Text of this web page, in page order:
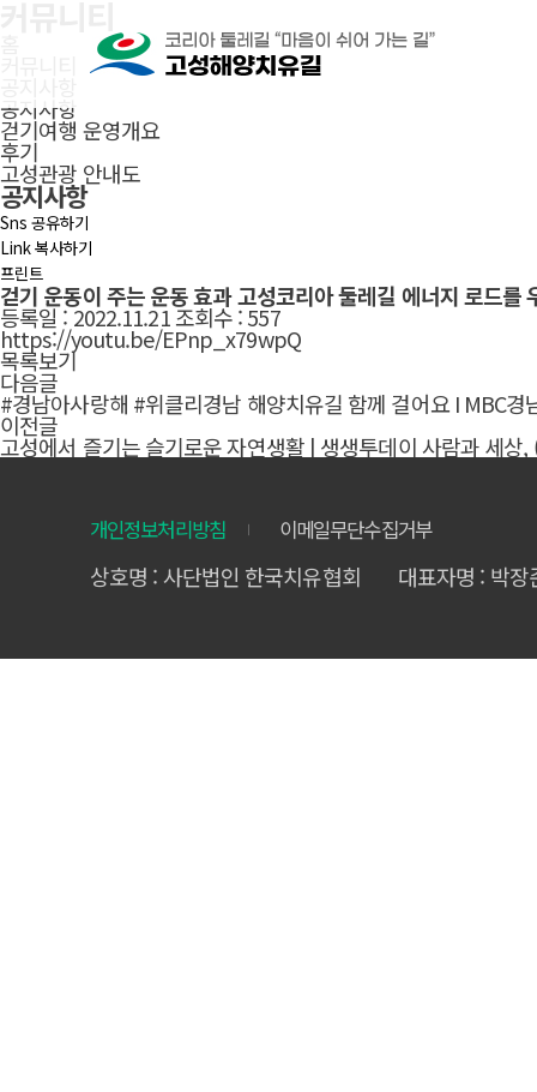
공지사항
걷기여행 운영개요
후기
고성관광 안내도
공지사항
Sns 공유하기
Link 복사하기
프린트
걷기 운동이 주는 운동 효과 고성코리아 둘레길 에너지 로드
등록일 :2022.11.21조회수 :557
https://youtu.be/EPnp_x79wpQ
목록보기
다음글
#경남아사랑해 #위클리경남 해양치유길 함께 걸어요 I MBC경
이전글
고성에서 즐기는 슬기로운 자연생활 | 생생투데이 사람과 세상
개인정보처리방침 이메일무단수집거부
상호명 : 사단법인 한국치유협회 대표자명 : 박장